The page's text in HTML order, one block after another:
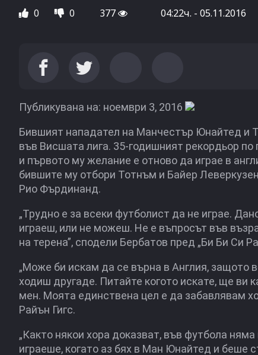
0 0 377 04:22ч. - 05.11.2016
Публикувана на: ноември 3, 2016
Бившият нападател на Манчестър Юнайтед и
във Висшата лига. 35-годишният рекордьор
и първото му желание е отново да играе в
бившите му отбори Тотнъм и Байер
Рио Фърдинанд.
„Трудно е за всеки футболист да не играе.
играеш, или не можеш. Не е въпросът във
на терена”, сподели Бербатов пред „Би Би Си
„Може би искам да се върна в Англия, защото
ходиш другаде. Питайте когото искате, ще
мен. Моята единствена цел е да забавлявам
Райън Гигс.
„Както някои хора доказват, във футбола
играеше, когато аз бях в Ман Юнайтед и беше